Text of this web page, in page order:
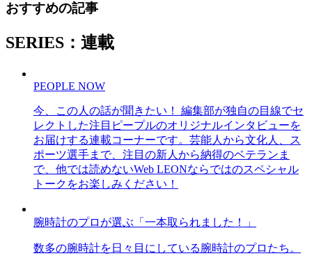
おすすめの記事
SERIES：連載
PEOPLE NOW
今、この人の話が聞きたい！ 編集部が独自の目線でセ
レクトした注目ピープルのオリジナルインタビューを
お届けする連載コーナーです。芸能人から文化人、ス
ポーツ選手まで、注目の新人から納得のベテランま
で、他では読めないWeb LEONならではのスペシャル
トークをお楽しみください！
腕時計のプロが選ぶ「一本取られました！」
数多の腕時計を日々目にしている腕時計のプロたち。